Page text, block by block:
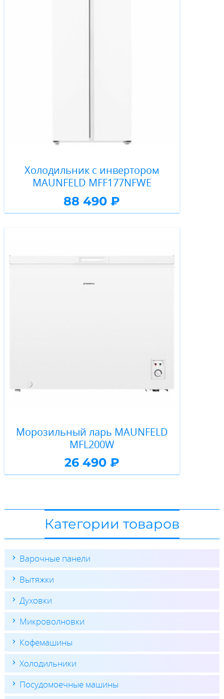
Холодильник с инвертором
MAUNFELD MFF177NFWE
88 490 ₽
Морозильный ларь MAUNFELD
MFL200W
26 490 ₽
Категории товаров
Варочные панели
Вытяжки
Духовки
Микроволновки
Кофемашины
Холодильники
Посудомоечные машины